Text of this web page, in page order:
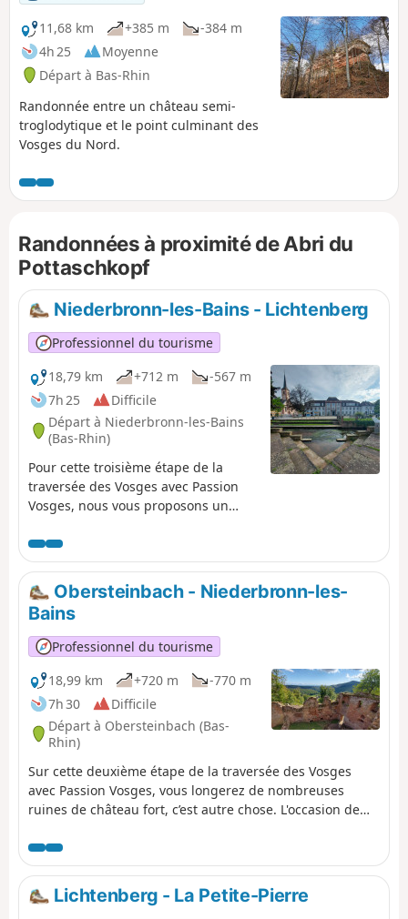
11,68 km
+385 m
-384 m
4h 25
Moyenne
Départ à Bas-Rhin
Randonnée entre un château semi-
troglodytique et le point culminant des
Vosges du Nord.
Randonnées à proximité de Abri du
Pottaschkopf
Niederbronn-les-Bains - Lichtenberg
Professionnel du tourisme
18,79 km
+712 m
-567 m
7h 25
Difficile
Départ à Niederbronn-les-Bains
(Bas-Rhin)
Pour cette troisième étape de la
traversée des Vosges avec Passion
Vosges, nous vous proposons un
comme au figuré, avec une étape qui
joue à saute-mouton entre
Niederbronn-les-Bains, dont la
qualité des eaux thermales est
réputée depuis l’Antiquité, et la
vallée de la Zinsel du Nord.
Obersteinbach - Niederbronn-les-
Bains
Professionnel du tourisme
18,99 km
+720 m
-770 m
7h 30
Difficile
Départ à Obersteinbach (Bas-
Rhin)
Sur cette deuxième étape de la traversée des Vosges
avec Passion Vosges, vous longerez de nombreuses
ruines de château fort, c’est autre chose. L'occasion de
mises en œuvre à l’époque dans un environnement
hostile. C’est particulièrement le cas des châteaux semi-
troglodytiques des Vosges du Nord où l’on se demande à
chaque fois comment les parties de l’édifice tenaient aux
Lichtenberg - La Petite-Pierre